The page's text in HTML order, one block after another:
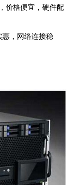
价格便宜，硬件配
，网络连接稳